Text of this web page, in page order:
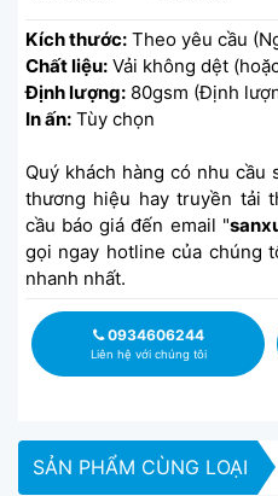
Kích thước: Theo yêu cầu
Chất liệu: Vải không dệt
Định lượng: 80gsm (Định
In ấn: Tùy chọn
Quý khách hàng có nhu cầu
thương hiệu hay truyền tải
cầu báo giá đến email "
gọi ngay hotline của chúng
nhanh nhất.
0934606244
Liên hệ với chúng tôi
SẢN PHẨM CÙNG LOẠI